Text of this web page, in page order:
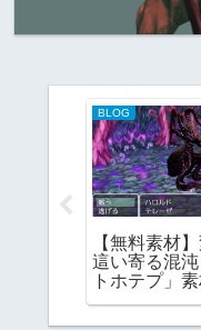
BLOG
【無料素材
這い寄る混
トホテプ」